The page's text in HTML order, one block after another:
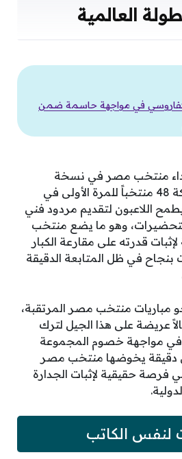
العالمية
في مواجهة حاسمة ضمن
أداء منتخب مصر في نسخة
استثنائية تشهد مشاركة 48 منتخباً للمرة الأولى في
اللاعبون لتقديم مردود فني
وهو ما يضع منتخب
قدرته على مقارعة الكبار
بنجاح في ظل المتابعة الدقيقة
مباريات منتخب مصر المرتقبة،
عريضة على هذا الجيل لترك
مواجهة خصوم المجموعة
دقيقة يخوضها منتخب مصر
فرصة حقيقية لإثبات الجدارة
لنفس الكاتب